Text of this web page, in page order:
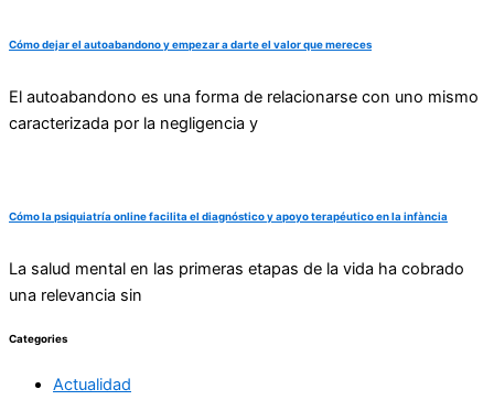
Cómo dejar el autoabandono y empezar a darte el valor que mereces
El autoabandono es una forma de relacionarse con uno mismo
caracterizada por la negligencia y
Cómo la psiquiatría online facilita el diagnóstico y apoyo terapéutico en la infància
La salud mental en las primeras etapas de la vida ha cobrado
una relevancia sin
Categories
Actualidad